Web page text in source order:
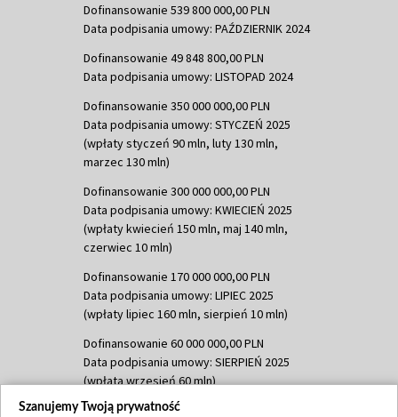
Dofinansowanie 539 800 000,00 PLN
Data podpisania umowy: PAŹDZIERNIK 2024
Dofinansowanie 49 848 800,00 PLN
Data podpisania umowy: LISTOPAD 2024
Dofinansowanie 350 000 000,00 PLN
Data podpisania umowy: STYCZEŃ 2025
(wpłaty styczeń 90 mln, luty 130 mln,
marzec 130 mln)
Dofinansowanie 300 000 000,00 PLN
Data podpisania umowy: KWIECIEŃ 2025
(wpłaty kwiecień 150 mln, maj 140 mln,
czerwiec 10 mln)
Dofinansowanie 170 000 000,00 PLN
Data podpisania umowy: LIPIEC 2025
(wpłaty lipiec 160 mln, sierpień 10 mln)
Dofinansowanie 60 000 000,00 PLN
Data podpisania umowy: SIERPIEŃ 2025
(wpłata wrzesień 60 mln)
Dofinansowanie 635 783 051,21 PLN
Szanujemy Twoją prywatność